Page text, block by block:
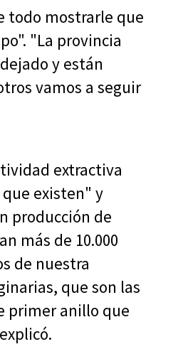
todo mostrarle que
"La provincia
y están
vamos a seguir
extractiva
existen" y
producción de
más de 10.000
de nuestra
que son las
primer anillo que